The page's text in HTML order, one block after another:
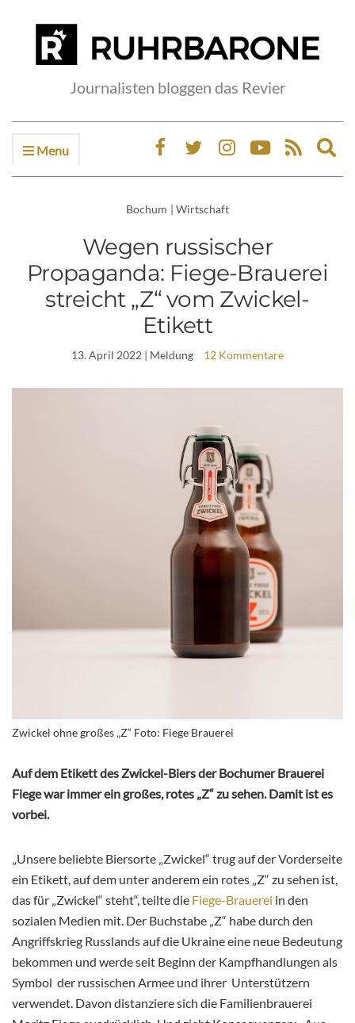
Journalisten bloggen das Revier
Menu
Bochum | Wirtschaft
Wegen russischer
Propaganda: Fiege-Brauerei
streicht „Z“ vom Zwickel-
Etikett
13. April 2022 | Meldung 12 Kommentare
Zwickel ohne großes „Z“ Foto: Fiege Brauerei
Auf dem Etikett des Zwickel-Biers der Bochumer Brauerei
Fiege war immer ein großes, rotes „Z“ zu sehen. Damit ist es
vorbei.
„Unsere beliebte Biersorte „Zwickel“ trug auf der Vorderseite
ein Etikett, auf dem unter anderem ein rotes „Z“ zu sehen ist,
das für „Zwickel“ steht“, teilte die Fiege-Brauerei in den
sozialen Medien mit. Der Buchstabe „Z“ habe durch den
Angriffskrieg Russlands auf die Ukraine eine neue Bedeutung
bekommen und werde seit Beginn der Kampfhandlungen als
Symbol der russischen Armee und ihrer Unterstützern
verwendet. Davon distanziere sich die Familienbrauerei